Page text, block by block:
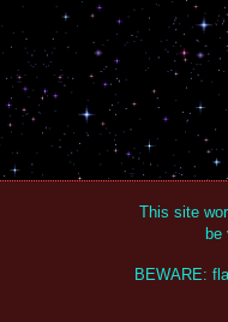
This site
be
BEWARE: